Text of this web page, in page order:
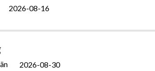
2026-08-16
2026-08-30